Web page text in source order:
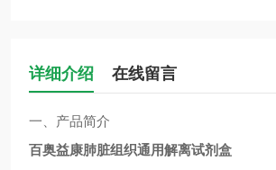
详细介绍 在线留言
一、产品简介
百奥益康肺脏组织通用解离试剂盒